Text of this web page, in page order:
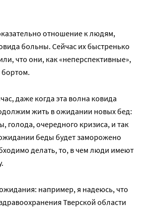
отношение к людям,
больны. Сейчас их быстренько
что они, как «неперспективные»,
бортом.
даже когда эта волна ковида
жить в ожидании новых бед:
голода, очередного кризиса, и так
беды будет заморожено
делать, то, в чем люди имеют
например, я надеюсь, что
Тверской области